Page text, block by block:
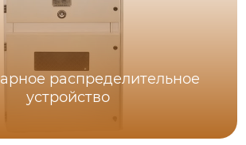
распределительное
устройство